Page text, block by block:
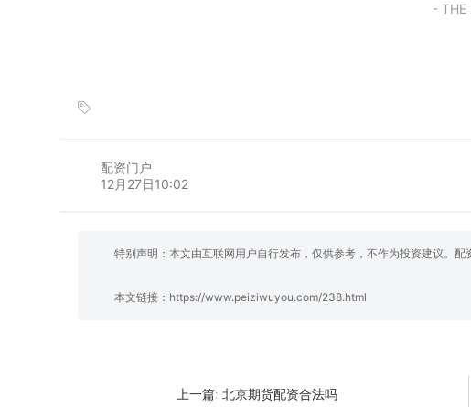
- THE
配资门户
12月27日10:02
特别声明：本文由互联网用户自行发布，仅供参考，不作为投资建议。配
本文链接： https://www.peiziwuyou.com/238.html
上一篇: 北京期货配资合法吗